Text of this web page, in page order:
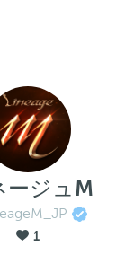
ージュM
1